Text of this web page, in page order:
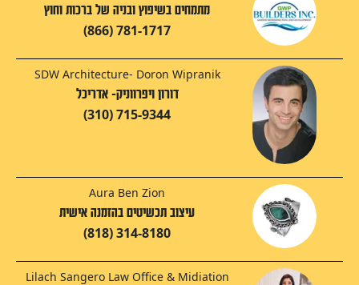
מתמחים בשיפוץ ובניה של ברכות וחוץ
(866) 781-1717
SDW Architecture- Doron Wipranik
דורון ויפרווניק- אדריכל
(310) 715-9344
Aura Ben Zion
עיצוב תכשיטים בהזמנה אישית
(818) 314-8180
Lilach Sangero Law Office & Midiation